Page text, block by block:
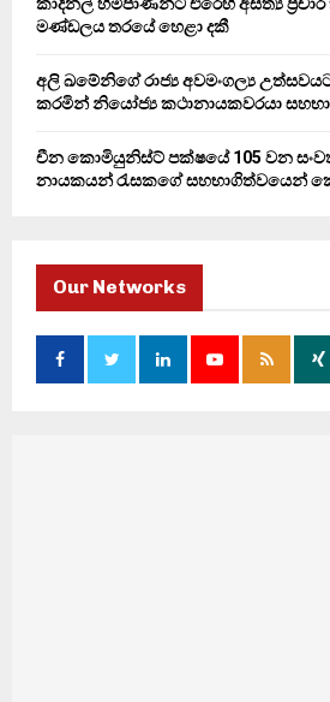
කාදිනල් හිමිපාණන්ට එරෙහි අසත්‍ය
මණ්ඩලය තරයේ හෙළා දකී
අලි ඛමේනිගේ රාජ්‍ය අවමංගල්‍ය
කරමින් නියෝජ්‍ය කථානායකවරයා
චීන කොමියුනිස්ට් පක්ෂයේ 105 වන
නායකයන් රැසකගේ සහභාගිත්වයෙන්
Our Networks